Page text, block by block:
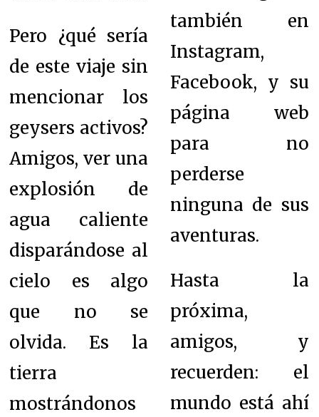
Pero ¿qué sería
de este viaje sin
mencionar los
geysers activos?
Amigos, ver una
explosión de
agua caliente
disparándose al
cielo es algo
que no se
olvida. Es la
tierra
mostrándonos
también en
Instagram,
Facebook, y su
página web
para no
perderse
ninguna de sus
aventuras.
Hasta la
próxima,
amigos, y
recuerden: el
mundo está ahí